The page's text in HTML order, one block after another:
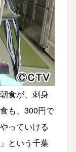
食が、刺身
も、300円で
っていける
という千葉